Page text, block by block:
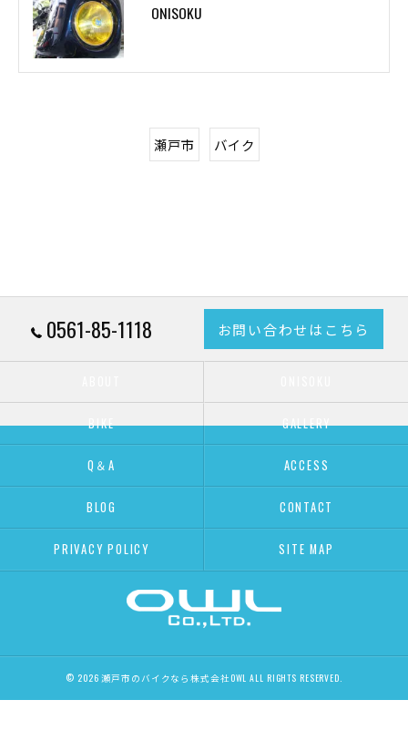
ONISOKU
瀬戸市 バイク
0561-85-1118 お問い合わせはこちら
BIKE GALLERY
Q＆A ACCESS
BLOG CONTACT
PRIVACY POLICY SITE MAP
© 2026 瀬戸市のバイクなら株式会社OWL ALL RIGHTS RESERVED.